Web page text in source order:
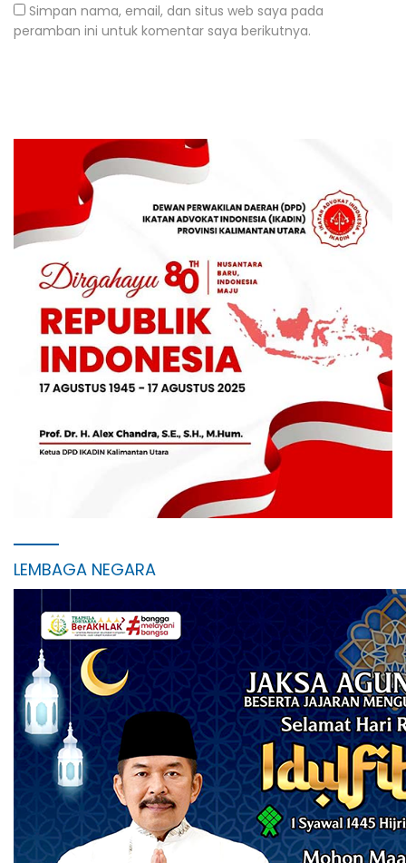
Simpan nama, email, dan situs web saya pada
peramban ini untuk komentar saya berikutnya.
LEMBAGA NEGARA